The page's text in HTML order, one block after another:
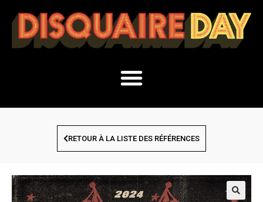
RETOUR À LA LISTE DES RÉFÉRENCES